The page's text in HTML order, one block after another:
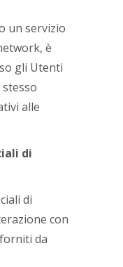
un servizio
è
gli Utenti
alle
di
di
con
da